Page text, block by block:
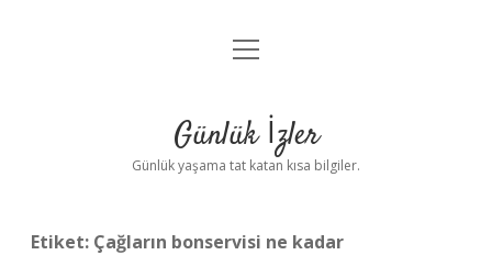
Anasayfa
Yasal Uyarı
menüyü
Günlük İzler
Günlük yaşama tat katan kısa bilgiler.
Etiket: Çağların bonservisi ne kadar